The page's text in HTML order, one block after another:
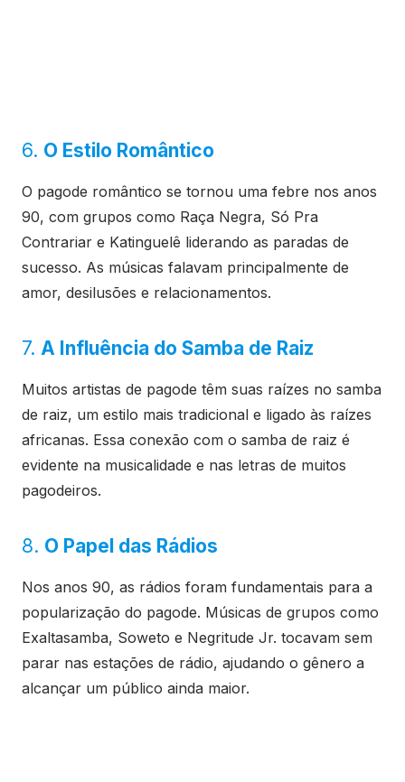
6. O Estilo Romântico
O pagode romântico se tornou uma febre nos anos
90, com grupos como Raça Negra, Só Pra
Contrariar e Katinguelê liderando as paradas de
sucesso. As músicas falavam principalmente de
amor, desilusões e relacionamentos.
7. A Influência do Samba de Raiz
Muitos artistas de pagode têm suas raízes no samba
de raiz, um estilo mais tradicional e ligado às raízes
africanas. Essa conexão com o samba de raiz é
evidente na musicalidade e nas letras de muitos
pagodeiros.
8. O Papel das Rádios
Nos anos 90, as rádios foram fundamentais para a
popularização do pagode. Músicas de grupos como
Exaltasamba, Soweto e Negritude Jr. tocavam sem
parar nas estações de rádio, ajudando o gênero a
alcançar um público ainda maior.